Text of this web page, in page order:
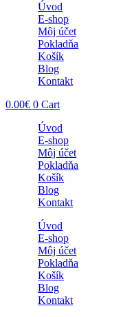
Úvod
E-shop
Môj účet
Pokladňa
Košík
Blog
Kontakt
0.00€ 0 Cart
Úvod
E-shop
Môj účet
Pokladňa
Košík
Blog
Kontakt
Úvod
E-shop
Môj účet
Pokladňa
Košík
Blog
Kontakt